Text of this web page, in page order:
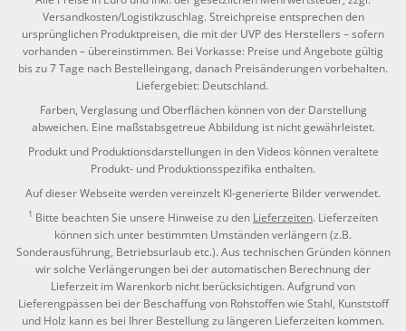
Versandkosten/Logistikzuschlag. Streichpreise entsprechen den
ursprünglichen Produktpreisen, die mit der UVP des Herstellers – sofern
vorhanden – übereinstimmen. Bei Vorkasse: Preise und Angebote gültig
bis zu 7 Tage nach Bestelleingang, danach Preisänderungen vorbehalten.
Liefergebiet: Deutschland.
Farben, Verglasung und Oberflächen können von der Darstellung
abweichen. Eine maßstabsgetreue Abbildung ist nicht gewährleistet.
Produkt und Produktionsdarstellungen in den Videos können veraltete
Produkt- und Produktionsspezifika enthalten.
Auf dieser Webseite werden vereinzelt KI-generierte Bilder verwendet.
1 Bitte beachten Sie unsere Hinweise zu den Lieferzeiten. Lieferzeiten
können sich unter bestimmten Umständen verlängern (z.B.
Sonderausführung, Betriebsurlaub etc.). Aus technischen Gründen können
wir solche Verlängerungen bei der automatischen Berechnung der
Lieferzeit im Warenkorb nicht berücksichtigen. Aufgrund von
Lieferengpässen bei der Beschaffung von Rohstoffen wie Stahl, Kunststoff
und Holz kann es bei Ihrer Bestellung zu längeren Lieferzeiten kommen.